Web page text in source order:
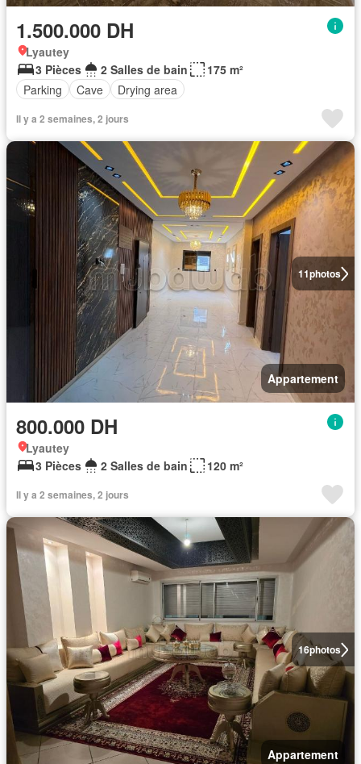
1.500.000 DH
Lyautey
3 Pièces
2 Salles de bain
175 m²
Parking
Cave Drying area
Il y a 2 semaines, 2 jours
11photos
Appartement
800.000 DH
Lyautey
3 Pièces
2 Salles de bain 120 m²
Il y a 2 semaines, 2 jours
16photos
Appartement